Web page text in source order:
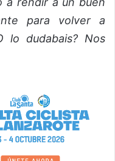
para volver a
lo dudabais? Nos